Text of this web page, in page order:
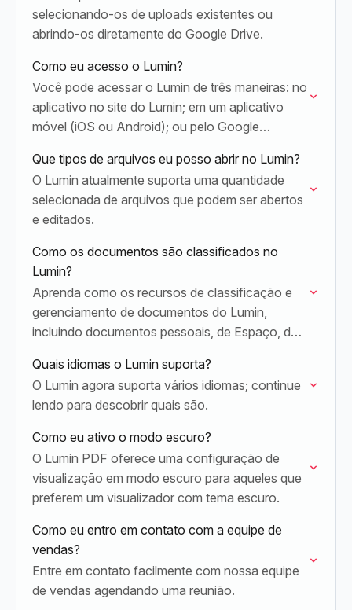
selecionando-os de uploads existentes ou
abrindo-os diretamente do Google Drive.
Como eu acesso o Lumin?
Você pode acessar o Lumin de três maneiras: no
aplicativo no site do Lumin; em um aplicativo
móvel (iOS ou Android); ou pelo Google
Que tipos de arquivos eu posso abrir no Lumin?
O Lumin atualmente suporta uma quantidade
selecionada de arquivos que podem ser abertos
e editados.
Como os documentos são classificados no
Lumin?
Aprenda como os recursos de classificação e
gerenciamento de documentos do Lumin,
incluindo documentos pessoais, de Espaço, de
manter seus arquivos organizados e…
Quais idiomas o Lumin suporta?
O Lumin agora suporta vários idiomas; continue
lendo para descobrir quais são.
Como eu ativo o modo escuro?
O Lumin PDF oferece uma configuração de
visualização em modo escuro para aqueles que
preferem um visualizador com tema escuro.
Como eu entro em contato com a equipe de
vendas?
Entre em contato facilmente com nossa equipe
de vendas agendando uma reunião.